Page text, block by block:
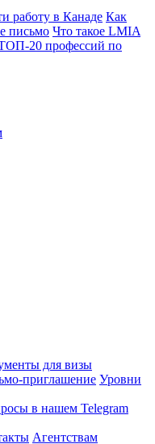
работу в Канаде Как
письмо Что такое LMIA
20 профессий по
для визы
приглашение Уровни
в нашем Telegram
Агентствам